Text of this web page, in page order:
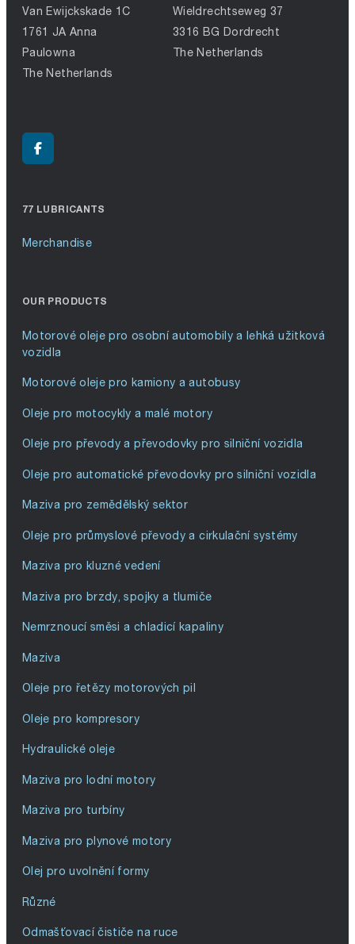
Van Ewijckskade 1C
1761 JA Anna
Paulowna
The Netherlands
Wieldrechtseweg 37
3316 BG Dordrecht
The Netherlands
77 LUBRICANTS
Merchandise
OUR PRODUCTS
Motorové oleje pro osobní automobily a lehká užitková
vozidla
Motorové oleje pro kamiony a autobusy
Oleje pro motocykly a malé motory
Oleje pro převody a převodovky pro silniční vozidla
Oleje pro automatické převodovky pro silniční vozidla
Maziva pro zemědělský sektor
Oleje pro průmyslové převody a cirkulační systémy
Maziva pro kluzné vedení
Maziva pro brzdy, spojky a tlumiče
Nemrznoucí směsi a chladicí kapaliny
Maziva
Oleje pro řetězy motorových pil
Oleje pro kompresory
Hydraulické oleje
Maziva pro lodní motory
Maziva pro turbíny
Maziva pro plynové motory
Olej pro uvolnění formy
Různé
Odmašťovací čističe na ruce